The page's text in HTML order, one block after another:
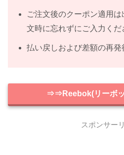
ご注文後のクーポン適用
文時に忘れずにご入力くだ
払い戻しおよび差額の再発
⇒⇒Reebok(リーボッ
スポンサー